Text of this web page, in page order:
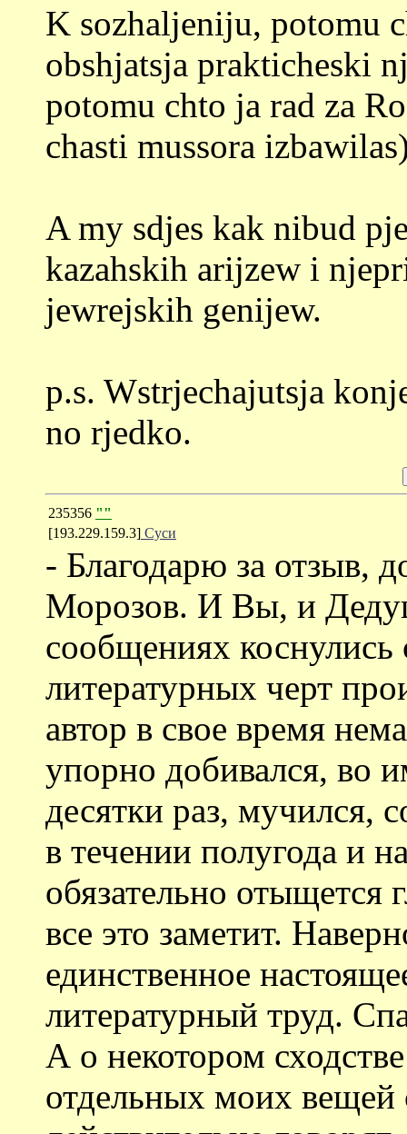
K sozhaljeniju, potomu
obshjatsja prakticheski
potomu chto ja rad za
chasti mussora
A my sdjes kak nibud
kazahskih arijzew i
jewrejskih genijew.
p.s. Wstrjechajutsja
no rjedko.
235356 ""
[193.229.159.3] Суси
- Благодарю за отзыв,
Морозов. И Вы, и
сообщениях
литературных черт
автор в свое время
упорно добивался, во
десятки раз, мучился,
в течении полугода и
обязательно отыщется
все это заметит.
единственное
литературный труд.
А о некотором
отдельных моих вещей